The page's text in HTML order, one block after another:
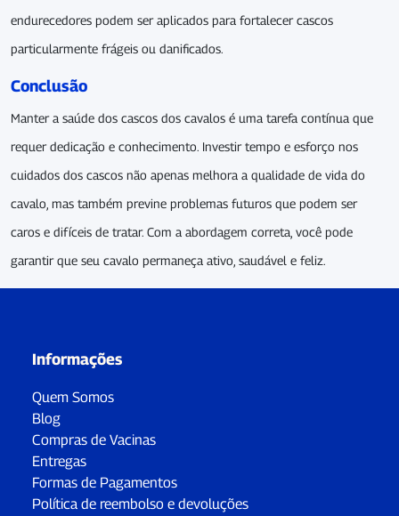
endurecedores podem ser aplicados para fortalecer cascos
particularmente frágeis ou danificados.
Conclusão
Manter a saúde dos cascos dos cavalos é uma tarefa contínua que
requer dedicação e conhecimento. Investir tempo e esforço nos
cuidados dos cascos não apenas melhora a qualidade de vida do
cavalo, mas também previne problemas futuros que podem ser
caros e difíceis de tratar. Com a abordagem correta, você pode
garantir que seu cavalo permaneça ativo, saudável e feliz.
Informações
Quem Somos
Blog
Compras de Vacinas
Entregas
Formas de Pagamentos
Política de reembolso e devoluções